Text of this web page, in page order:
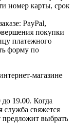
номер карты, срок
PayPal,
покупки
платежного
форму по
магазине
до 19.00. Когда
служба свяжется
предложит выбрать